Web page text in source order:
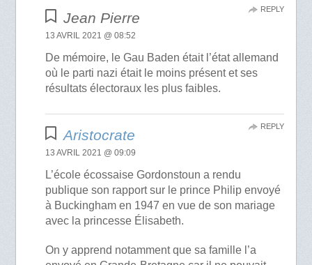
Jean Pierre
13 AVRIL 2021 @ 08:52
De mémoire, le Gau Baden était l’état allemand
où le parti nazi était le moins présent et ses
résultats électoraux les plus faibles.
REPLY
Aristocrate
13 AVRIL 2021 @ 09:09
L’école écossaise Gordonstoun a rendu
publique son rapport sur le prince Philip envoyé
à Buckingham en 1947 en vue de son mariage
avec la princesse Élisabeth.
On y apprend notamment que sa famille l’a
REPLY